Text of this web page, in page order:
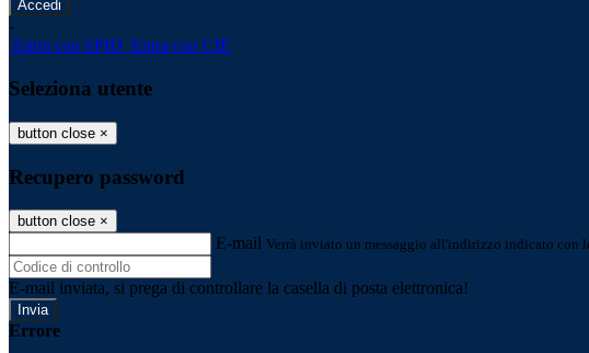
-
Entra con SPID Entra con CIE
Seleziona utente
button close ×
Recupero password
button close ×
E-mail Verrà inviato un messaggio all'indirizzo indicato con
E-mail inviata, si prega di controllare la casella di posta elettronica!
Errore